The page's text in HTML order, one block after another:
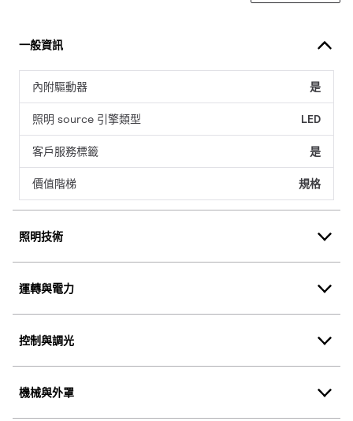
一般資訊
內附驅動器 是
照明 source 引擎類型 LED
客戶服務標籤 是
價值階梯 規格
照明技術
運轉與電力
控制與調光
機械與外罩